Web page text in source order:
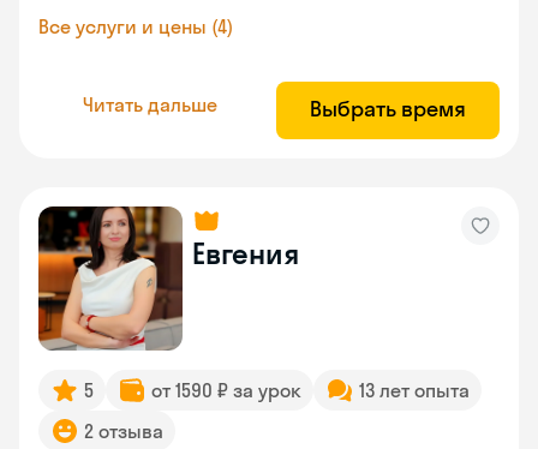
Все услуги и цены (4)
Читать дальше Выбрать время
Евгения
5 от 1590 ₽ за урок
13 лет опыта
2 отзыва